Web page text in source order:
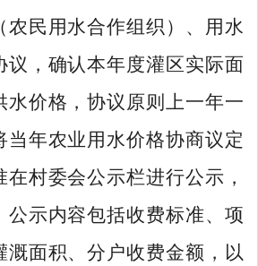
（农民用水合作组织 ）、用水
议，确认本年度灌区实际面
水价格，协议原则上一年一
当年农业用 水价格协商议定
村委会公示栏进行公示，
公示内容包括收费标准、项
溉面积、分户收费金额 ，以